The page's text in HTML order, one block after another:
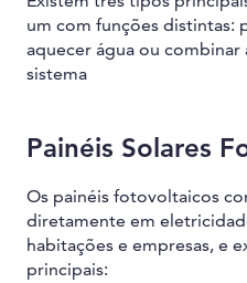
um com funções distintas:
aquecer água ou combinar
sistema
Painéis Solares
Os painéis fotovoltaicos
diretamente em
habitações e empresas, e
principais: